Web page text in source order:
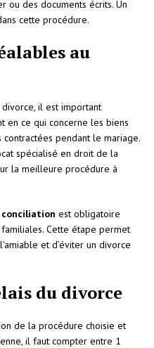
ou des documents écrits. Un
cette procédure.
au
il est important
en ce qui concerne les biens
pendant le mariage.
spécialisé en droit de la
la meilleure procédure à
conciliation est obligatoire
Cette étape permet
et d’éviter un divorce
du divorce
de la procédure choisie et
il faut compter entre 1